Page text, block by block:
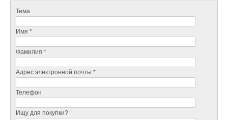
Тема
Имя *
Фамилия *
Адрес электронной почты *
Телефон
Ищу для покупки?